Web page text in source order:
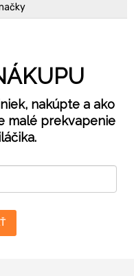
nakúpte a ako
malé prekvapenie